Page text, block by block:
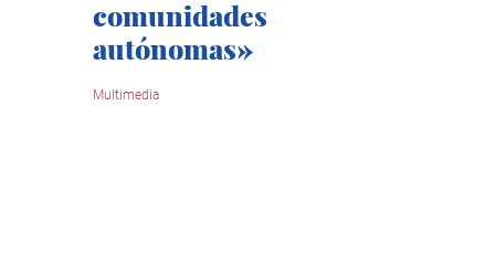
comunidades
autónomas»
Multimedia